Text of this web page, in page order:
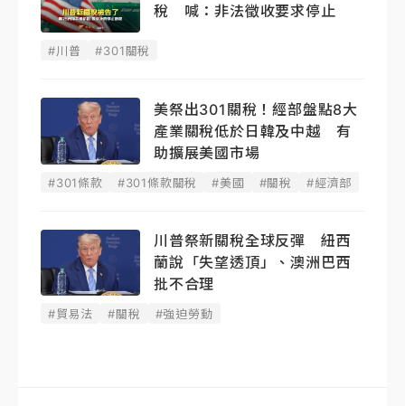
稅 喊：非法徵收要求停止
#川普 #301關稅
美祭出301關稅！經部盤點8大
產業關稅低於日韓及中越 有
助擴展美國市場
#301條款 #301條款關稅 #美國 #關稅 #經濟部
川普祭新關稅全球反彈 紐西
蘭說「失望透頂」、澳洲巴西
批不合理
#貿易法 #關稅 #強迫勞動